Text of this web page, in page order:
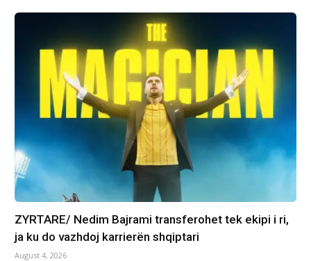
ZYRTARE/ Nedim Bajrami transferohet tek ekipi i ri,
ja ku do vazhdoj karrierën shqiptari
August 4, 2026